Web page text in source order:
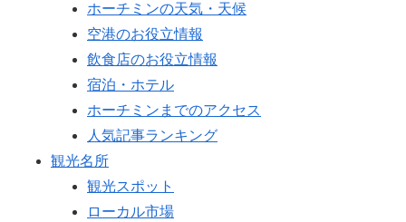
ホーチミンの天気・天候
空港のお役立情報
飲食店のお役立情報
宿泊・ホテル
ホーチミンまでのアクセス
人気記事ランキング
観光名所
観光スポット
ローカル市場